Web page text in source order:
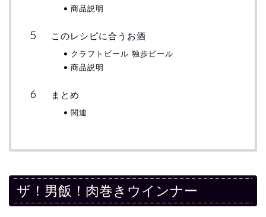
商品説明
このレシピに合うお酒
クラフトビール 独歩ビール
商品説明
まとめ
関連
ザ！男飯！肉巻きウインナー